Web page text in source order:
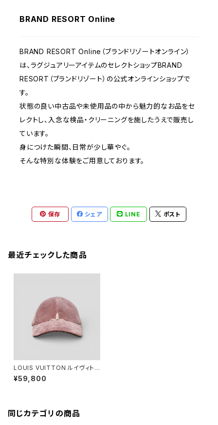
BRAND RESORT Online
BRAND RESORT Online（ブランドリゾートオンライン）
は、ラグジュアリーアイテムのセレクトショップBRAND
RESORT（ブランドリゾート）の公式オンラインショップで
す。
状態の良い中古品や未使用品の中から魅力的なお品をセ
レクトし、入念な検品・クリーニングを施したうえで販売し
ています。
身につけた瞬間、日常が少し華やぐ。
そんな特別な体験をご用意しております。
保存 シェア LINE ポスト
最近チェックした商品
LOUIS VUITTON ルイヴィトン
LV タッチ キャップ ローズ L M7
790L
¥59,800
同じカテゴリの商品